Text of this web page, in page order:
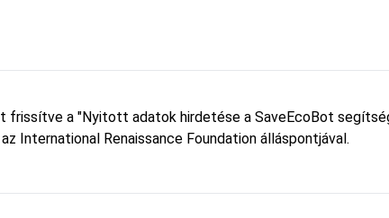
a "Nyitott adatok hirdetése a SaveEcoBot
International Renaissance Foundation álláspontjával.